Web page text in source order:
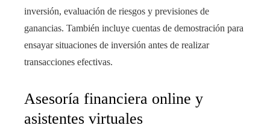
inversión, evaluación de riesgos y previsiones de
ganancias. También incluye cuentas de demostración para
ensayar situaciones de inversión antes de realizar
transacciones efectivas.
Asesoría financiera online y
asistentes virtuales